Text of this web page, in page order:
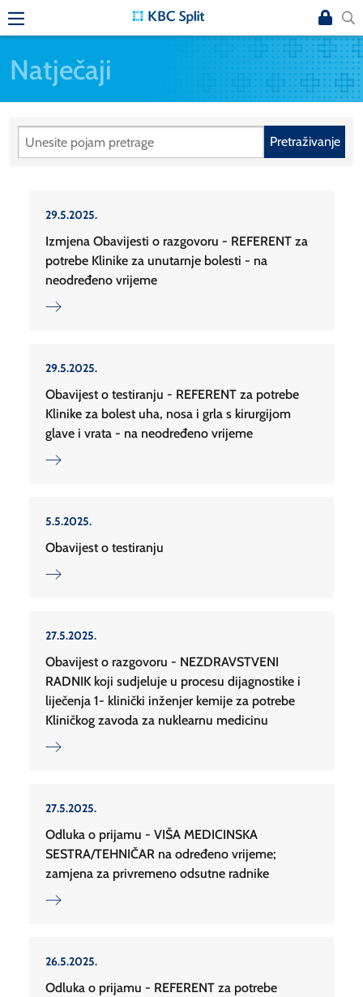
Natječaji
Pretraživanje
29.5.2025.
Izmjena Obavijesti o razgovoru - REFERENT za
potrebe Klinike za unutarnje bolesti - na
neodređeno vrijeme
29.5.2025.
Obavijest o testiranju - REFERENT za potrebe
Klinike za bolest uha, nosa i grla s kirurgijom
glave i vrata - na neodređeno vrijeme
5.5.2025.
Obavijest o testiranju
27.5.2025.
Obavijest o razgovoru - NEZDRAVSTVENI
RADNIK koji sudjeluje u procesu dijagnostike i
liječenja 1- klinički inženjer kemije za potrebe
Kliničkog zavoda za nuklearnu medicinu
27.5.2025.
Odluka o prijamu - VIŠA MEDICINSKA
SESTRA/TEHNIČAR na određeno vrijeme;
zamjena za privremeno odsutne radnike
26.5.2025.
Odluka o prijamu - REFERENT za potrebe